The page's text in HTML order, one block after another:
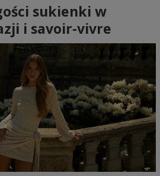
sukienki w
i savoir-vivre